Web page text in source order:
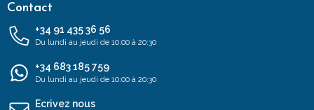
Contact
+34 91 435 36 56
Du lundi au jeudi de 10:00 à 20:30
+34 683 185 759
Du lundi au jeudi de 10:00 à 20:30
Ecrivez nous